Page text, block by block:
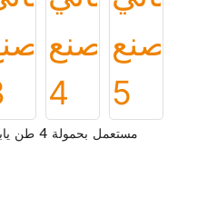
لودر كوماتسو WA320 مستعمل بحمولة 4 طن ياباني الصنع